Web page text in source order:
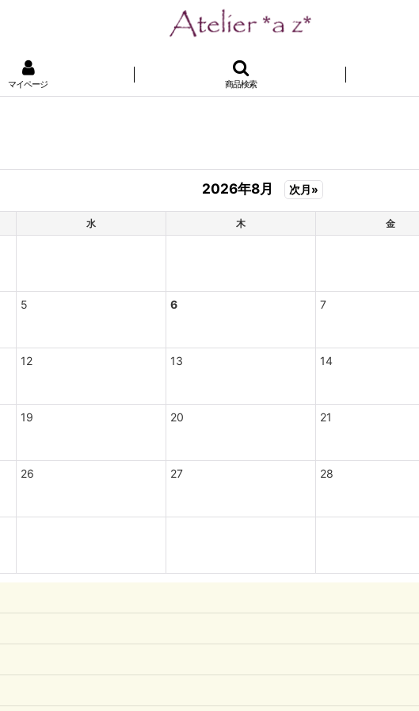
マイページ 商品検索
2026年8月 次月»
水 木 金
5 6 7
12 13 14
19 20 21
26 27 28